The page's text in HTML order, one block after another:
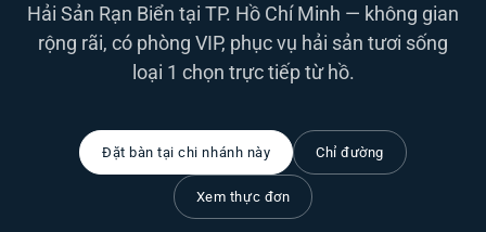
Hải Sản Rạn Biển tại TP. Hồ Chí Minh — không gian
rộng rãi, có phòng VIP, phục vụ hải sản tươi sống
loại 1 chọn trực tiếp từ hồ.
Đặt bàn tại chi nhánh này Chỉ đường
Xem thực đơn